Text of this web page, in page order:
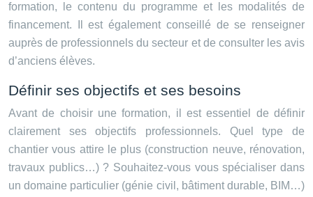
formation, le contenu du programme et les modalités de
financement. Il est également conseillé de se renseigner
auprès de professionnels du secteur et de consulter les avis
d’anciens élèves.
Définir ses objectifs et ses besoins
Avant de choisir une formation, il est essentiel de définir
clairement ses objectifs professionnels. Quel type de
chantier vous attire le plus (construction neuve, rénovation,
travaux publics…) ? Souhaitez-vous vous spécialiser dans
un domaine particulier (génie civil, bâtiment durable, BIM…)